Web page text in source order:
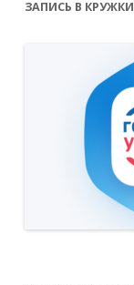
ЗАПИСЬ В КРУЖКИ